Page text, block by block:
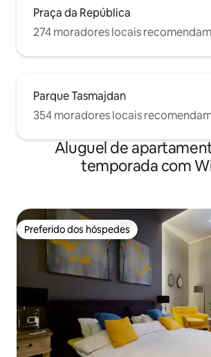
Praça da República
274 moradores locais recomendam
Parque Tasmajdan
354 moradores locais
Aluguel de
temporada com
Preferido dos hóspedes
Preferido dos hóspedes